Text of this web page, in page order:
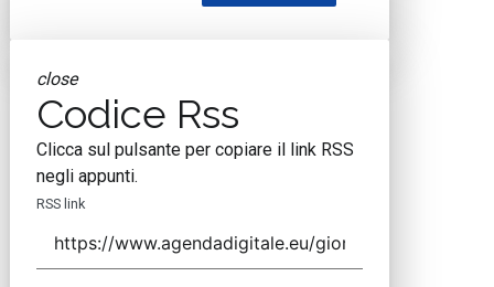
close
Codice Rss
Clicca sul pulsante per copiare il link RSS
negli appunti.
RSS link